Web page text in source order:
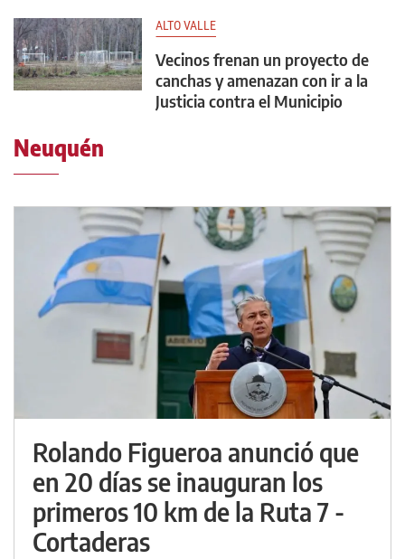
ALTO VALLE
Vecinos frenan un proyecto de
canchas y amenazan con ir a la
Justicia contra el Municipio
Neuquén
Rolando Figueroa anunció que
en 20 días se inauguran los
primeros 10 km de la Ruta 7 -
Cortaderas